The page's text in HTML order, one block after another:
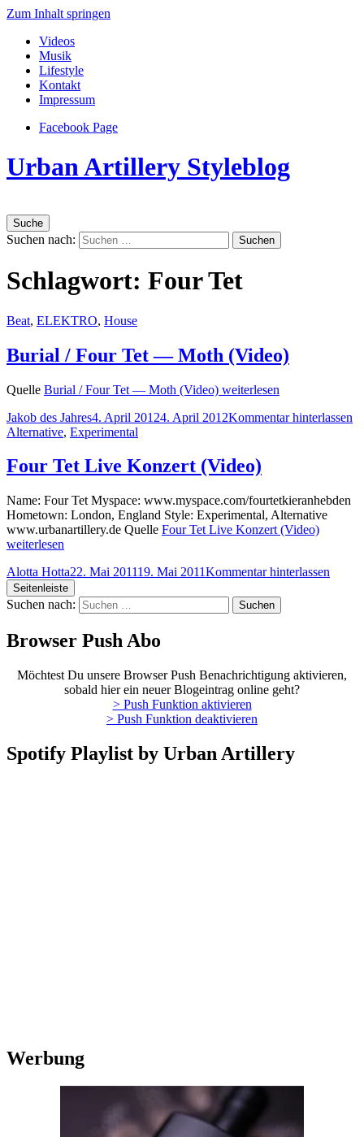
Zum Inhalt springen
Videos
Musik
Lifestyle
Kontakt
Impressum
Facebook Page
Urban Artillery Styleblog
Suche
Suchen nach:
Schlagwort: Four Tet
Beat, ELEKTRO, House
Burial / Four Tet — Moth (Video)
Quelle Burial / Four Tet — Moth (Video) weiterlesen
Jakob des Jahres4. April 20124. April 2012Kommentar hinterlassen
Alternative, Experimental
Four Tet Live Konzert (Video)
Name: Four Tet Myspace: www.myspace.com/fourtetkieranhebden
Hometown: London, England Style: Experimental, Alternative
www.urbanartillery.de Quelle Four Tet Live Konzert (Video)
weiterlesen
Alotta Hotta22. Mai 201119. Mai 2011Kommentar hinterlassen
Seitenleiste
Suchen nach:
Browser Push Abo
Möchtest Du unsere Browser Push Benachrichtigung aktivieren,
sobald hier ein neuer Blogeintrag online geht?
> Push Funktion aktivieren
> Push Funktion deaktivieren
Spotify Playlist by Urban Artillery
Werbung